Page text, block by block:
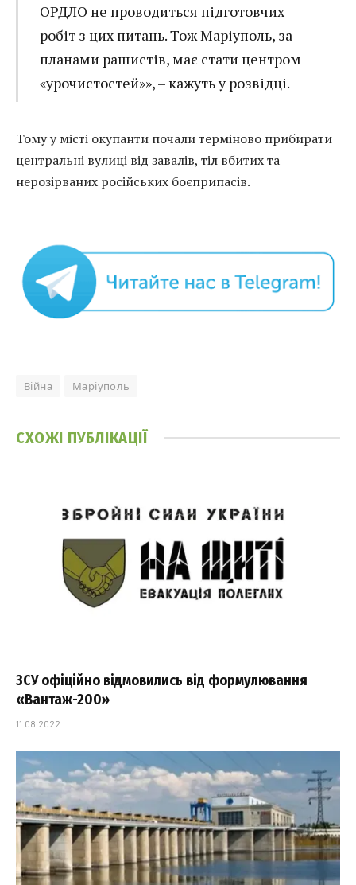
ОРДЛО не проводиться підготовчих
робіт з цих питань. Тож Маріуполь, за
планами рашистів, має стати центром
«урочистостей»», – кажуть у розвідці.
Тому у місті окупанти почали терміново прибирати
центральні вулиці від завалів, тіл вбитих та
нерозірваних російських боєприпасів.
Війна Маріуполь
СХОЖІ ПУБЛІКАЦІЇ
ЗСУ офіційно відмовились від формулювання
«Вантаж-200»
11.08.2022